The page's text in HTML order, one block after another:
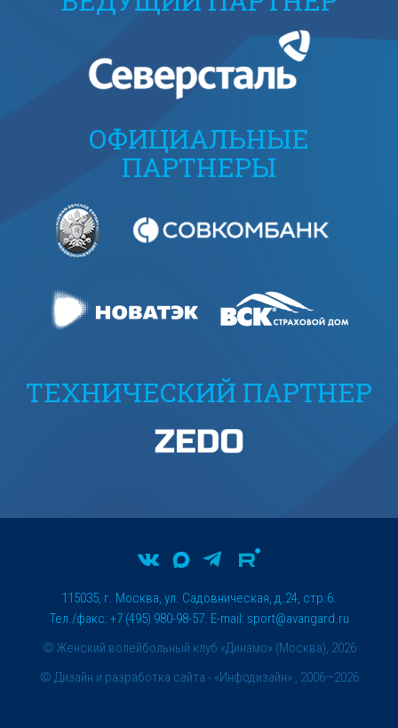
ОФИЦИАЛЬНЫЕ
ПАРТНЕРЫ
ТЕХНИЧЕСКИЙ ПАРТНЕР
© Женский волейбольный клуб «Динамо» (Москва), 2026
115035, г. Москва, ул. Садовническая, д.24, стр.6.
Тел./факс: +7 (495) 980-98-57. E-mail: sport@avangard.ru
© Дизайн и разработка сайта - «Инфодизайн» , 2006—2026